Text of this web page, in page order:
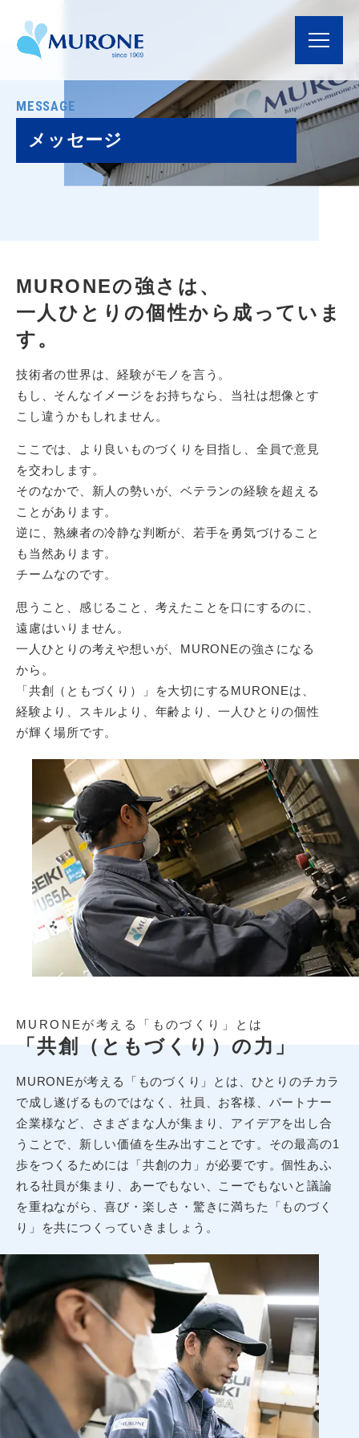
MESSAGE
メッセージ
MURONEの強さは、
一人ひとりの個性から成っていま
す。
技術者の世界は、経験がモノを言う。
もし、そんなイメージをお持ちなら、当社は想像とす
こし違うかもしれません。
ここでは、より良いものづくりを目指し、全員で意見
を交わします。
そのなかで、新人の勢いが、ベテランの経験を超える
ことがあります。
逆に、熟練者の冷静な判断が、若手を勇気づけること
も当然あります。
チームなのです。
思うこと、感じること、考えたことを口にするのに、
遠慮はいりません。
一人ひとりの考えや想いが、MURONEの強さになる
から。
「共創（ともづくり）」を大切にするMURONEは、
経験より、スキルより、年齢より、一人ひとりの個性
が輝く場所です。
MURONEが考える「ものづくり」とは
「共創（ともづくり）の力」
MURONEが考える「ものづくり」とは、ひとりのチカラ
で成し遂げるものではなく、社員、お客様、パートナー
企業様など、さまざまな人が集まり、アイデアを出し合
うことで、新しい価値を生み出すことです。その最高の1
歩をつくるためには「共創の力」が必要です。個性あふ
れる社員が集まり、あーでもない、こーでもないと議論
を重ねながら、喜び・楽しさ・驚きに満ちた「ものづく
り」を共につくっていきましょう。